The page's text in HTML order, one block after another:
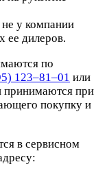
у компании
ее дилеров.
по
123–81–01 или
принимаются при
покупку и
в сервисном